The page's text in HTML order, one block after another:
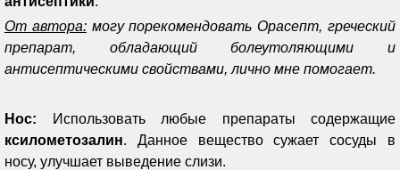
От автора:могу порекомендовать Орасепт, греческий
препарат, обладающий болеутоляющими и
антисептическими свойствами, лично мне помогает.
Нос:
Использовать любые препараты содержащие
ксилометозалин. Данное вещество сужает сосуды в
носу, улучшает выведение слизи.